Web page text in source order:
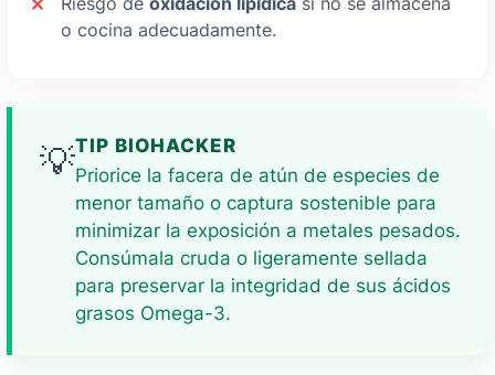
o cocina adecuadamente.
💡TIP BIOHACKER
Priorice la facera de atún de especies de
menor tamaño o captura sostenible para
minimizar la exposición a metales pesados.
Consúmala cruda o ligeramente sellada
para preservar la integridad de sus ácidos
grasos Omega-3.